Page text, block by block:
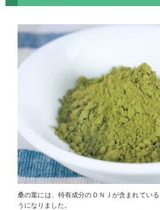
桑の葉には、特有成分のＤＮＪが含まれてい
うになりました。